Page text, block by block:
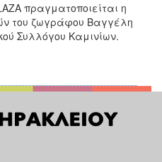
πραγματοποιείται η
του ζωγράφου Βαγγέλη
Συλλόγου Καμινίων.